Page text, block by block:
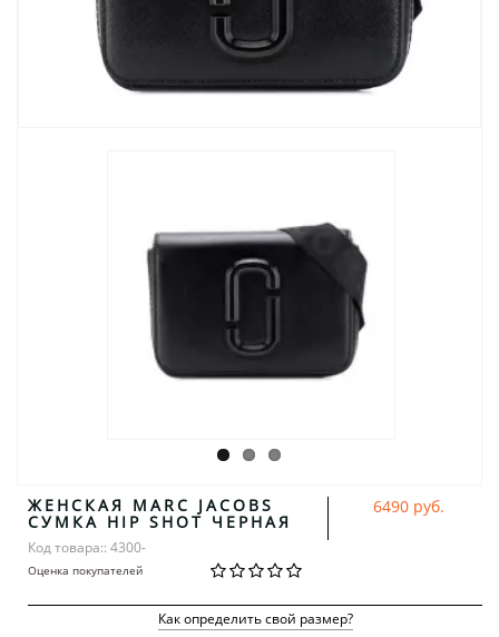
ЖЕНСКАЯ MARC JACOBS
СУМКА HIP SHOT ЧЕРНАЯ
Код товара:: 4300-
Оценка покупателей
6490 руб.
Как определить свой размер?